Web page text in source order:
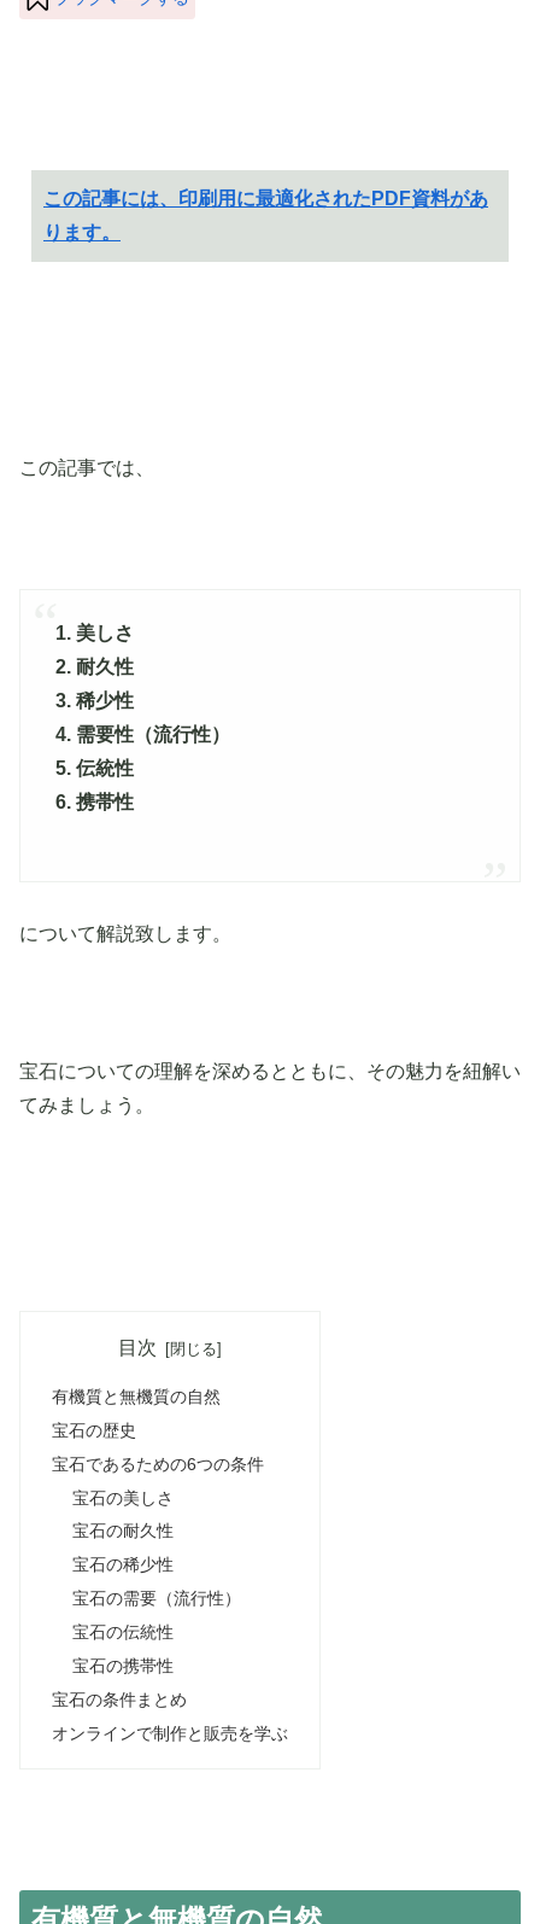
この記事には、印刷用に最適化されたPDF資料があ
ります。
この記事では、
1. 美しさ
2. 耐久性
3. 稀少性
4. 需要性（流行性）
5. 伝統性
6. 携帯性
について解説致します。
宝石についての理解を深めるとともに、その魅力を紐解い
てみましょう。
目次
有機質と無機質の自然
宝石の歴史
宝石であるための6つの条件
宝石の美しさ
宝石の耐久性
宝石の稀少性
宝石の需要（流行性）
宝石の伝統性
宝石の携帯性
宝石の条件まとめ
オンラインで制作と販売を学ぶ